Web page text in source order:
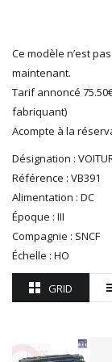
MAKETTE
MARLKIN
MKD
NOREV
NOVATEUR
PECO
PG mini
PIKO
PN SUD
PREISER
PRINCE AUGUST
RÉGIONS ET
Ce modèle n’est
maintenant.
Tarif annoncé
fabriquant)
Acompte à la
Désignation :
Référence : VB391
Alimentation : DC
Époque : III
Compagnie : SNCF
Échelle : HO
GRID